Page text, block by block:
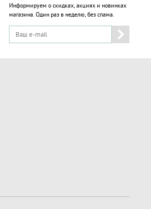
Информируем о скидках, акциях и новинках
магазина. Один раз в неделю, без спама.